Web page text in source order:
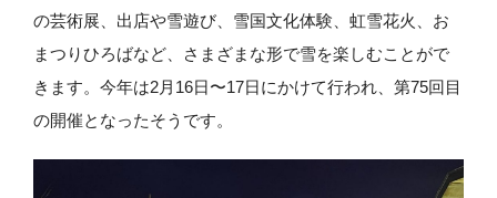
の芸術展、出店や雪遊び、雪国文化体験、虹雪花火、お
まつりひろばなど、さまざまな形で雪を楽しむことがで
きます。今年は2月16日〜17日にかけて行われ、第75回目
の開催となったそうです。